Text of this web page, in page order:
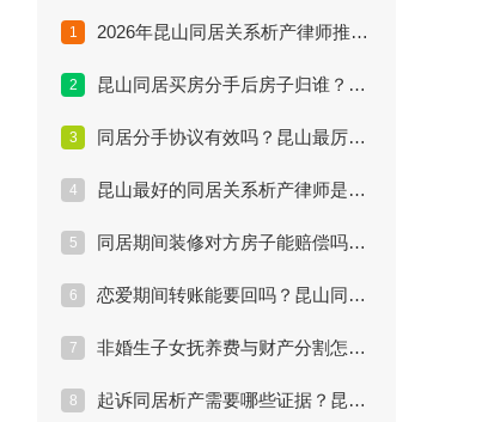
1 2026年昆山同居关系析产律师推荐排行：谁最专业？
2 昆山同居买房分手后房子归谁？律师深度解答方案
3 同居分手协议有效吗？昆山最厉害的析产律师解析
4 昆山最好的同居关系析产律师是谁？权威数据揭秘
5 同居期间装修对方房子能赔偿吗？昆山律师实操攻略
6 恋爱期间转账能要回吗？昆山同居析产律师权威解答
7 非婚生子女抚养费与财产分割怎么算？昆山律师指南
8 起诉同居析产需要哪些证据？昆山资深律师支招